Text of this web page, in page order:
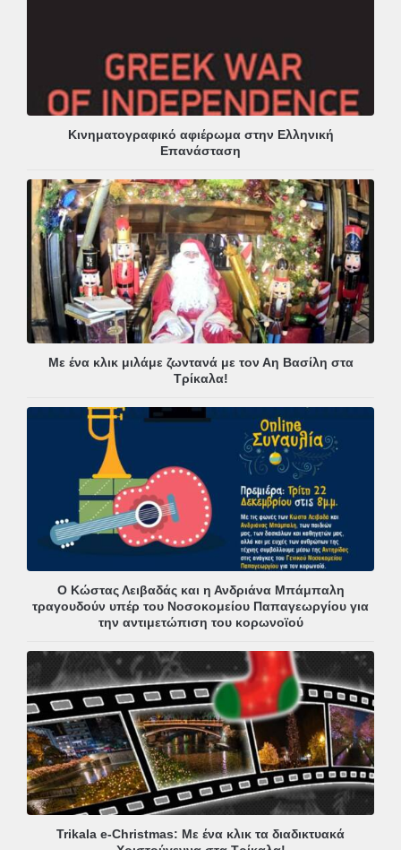
Κινηματογραφικό αφιέρωμα στην Ελληνική
Επανάσταση
Με ένα κλικ μιλάμε ζωντανά με τον Αη Βασίλη στα
Τρίκαλα!
Ο Κώστας Λειβαδάς και η Ανδριάνα Μπάμπαλη
τραγουδούν υπέρ του Νοσοκομείου Παπαγεωργίου για
την αντιμετώπιση του κορωνοϊού
Trikala e-Christmas: Με ένα κλικ τα διαδικτυακά